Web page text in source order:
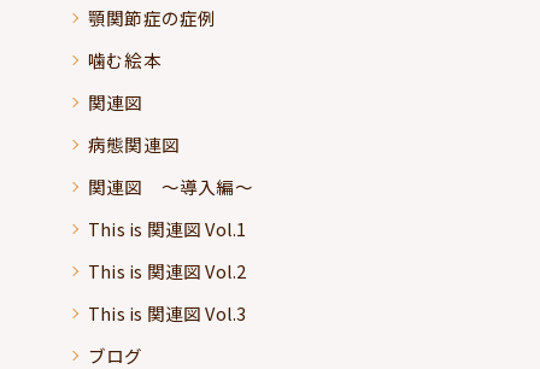
顎関節症の症例
噛む絵本
関連図
病態関連図
関連図 ～導入編～
This is 関連図 Vol.1
This is 関連図 Vol.2
This is 関連図 Vol.3
ブログ